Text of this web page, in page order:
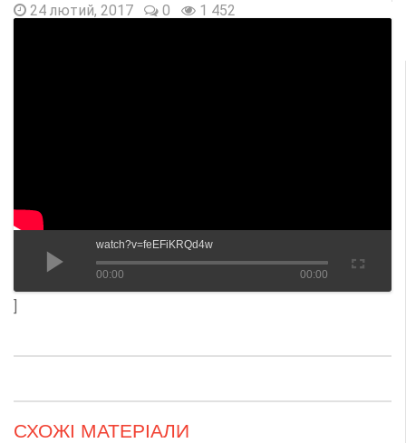
24 лютий, 2017 0 1 452
watch?v=feEFiKRQd4w
00:00 00:00
СХОЖІ МАТЕРІАЛИ